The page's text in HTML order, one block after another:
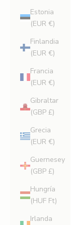
Estonia
(EUR €)
Finlandia
(EUR €)
Francia
(EUR €)
Gibraltar
(GBP £)
Grecia
(EUR €)
Guernesey
(GBP £)
Hungría
(HUF Ft)
Irlanda